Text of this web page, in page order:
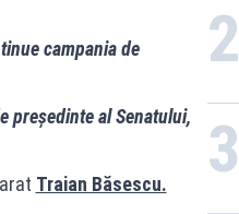
campania de
președinte al Senatului,
Traian Băsescu.
2
3